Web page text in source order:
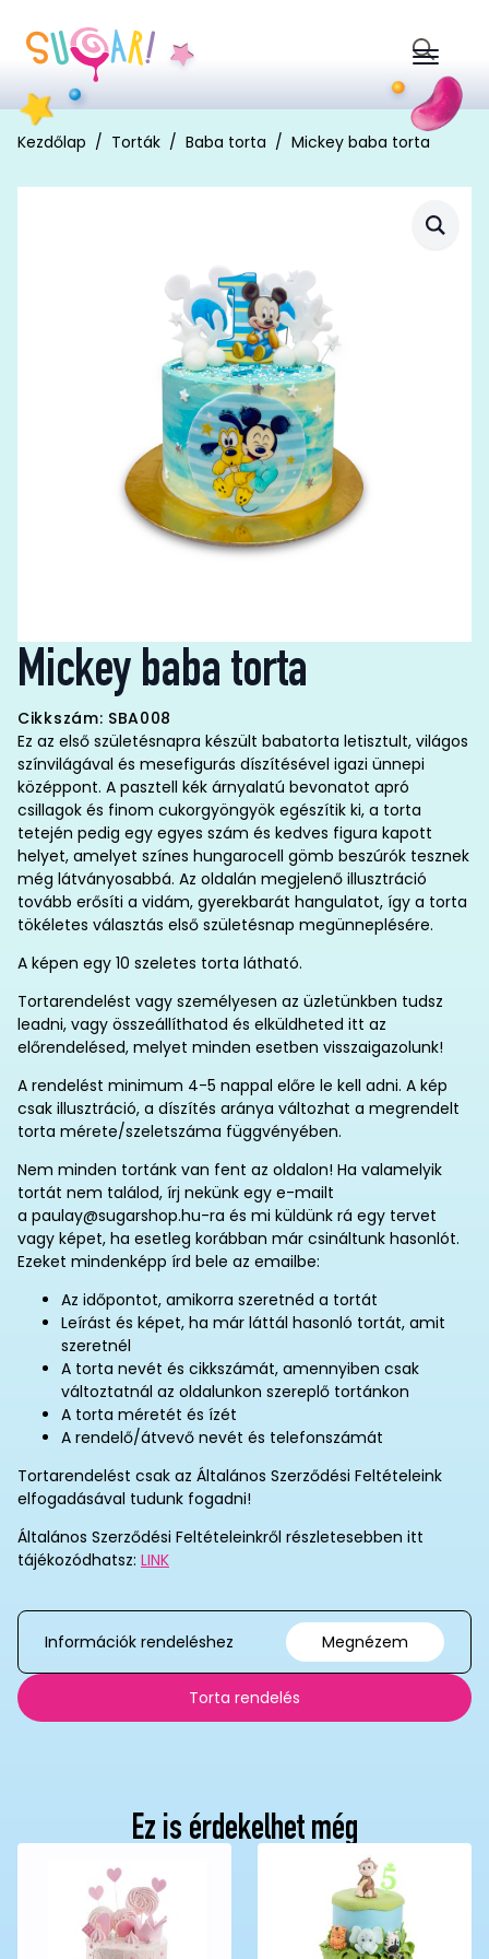
Search
for:
Kezdőlap Torták Baba torta Mickey baba torta
Mickey baba torta
Cikkszám: SBA008
Ez az első születésnapra készült babatorta letisztult, világos
színvilágával és mesefigurás díszítésével igazi ünnepi
középpont. A pasztell kék árnyalatú bevonatot apró
csillagok és finom cukorgyöngyök egészítik ki, a torta
tetején pedig egy egyes szám és kedves figura kapott
helyet, amelyet színes hungarocell gömb beszúrók tesznek
még látványosabbá. Az oldalán megjelenő illusztráció
tovább erősíti a vidám, gyerekbarát hangulatot, így a torta
tökéletes választás első születésnap megünneplésére.
A képen egy 10 szeletes torta látható.
Tortarendelést vagy személyesen az üzletünkben tudsz
leadni, vagy összeállíthatod és elküldheted itt az
előrendelésed, melyet minden esetben visszaigazolunk!
A rendelést minimum 4-5 nappal előre le kell adni. A kép
csak illusztráció, a díszítés aránya változhat a megrendelt
torta mérete/szeletszáma függvényében.
Nem minden tortánk van fent az oldalon! Ha valamelyik
tortát nem találod, írj nekünk egy e-mailt
a paulay@sugarshop.hu-ra és mi küldünk rá egy tervet
vagy képet, ha esetleg korábban már csináltunk hasonlót.
Ezeket mindenképp írd bele az emailbe:
Az időpontot, amikorra szeretnéd a tortát
Leírást és képet, ha már láttál hasonló tortát, amit
szeretnél
A torta nevét és cikkszámát, amennyiben csak
változtatnál az oldalunkon szereplő tortánkon
A torta méretét és ízét
A rendelő/átvevő nevét és telefonszámát
Tortarendelést csak az Általános Szerződési Feltételeink
elfogadásával tudunk fogadni!
Általános Szerződési Feltételeinkről részletesebben itt
tájékozódhatsz: LINK
Információk rendeléshez Megnézem
Torta rendelés
Ez is érdekelhet még